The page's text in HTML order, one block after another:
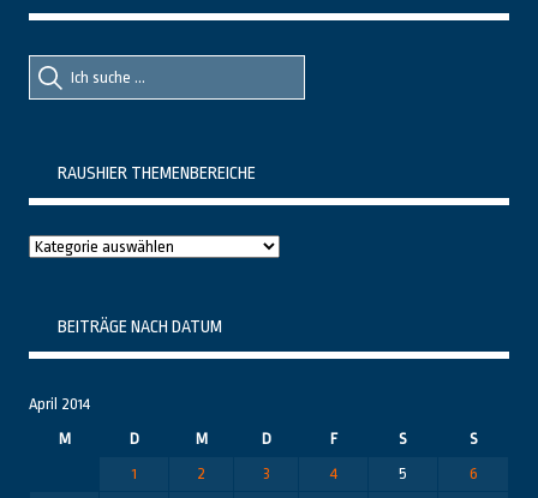
Suche
nach::
Suche
nach:
RAUSHIER THEMENBEREICHE
Raushier
BEITRÄGE NACH DATUM
April 2014
M
D M D F S
S
1
2 3 4 5
6